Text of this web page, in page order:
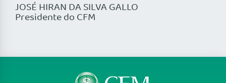
JOSÉ HIRAN DA SILVA GALLO
Presidente do CFM